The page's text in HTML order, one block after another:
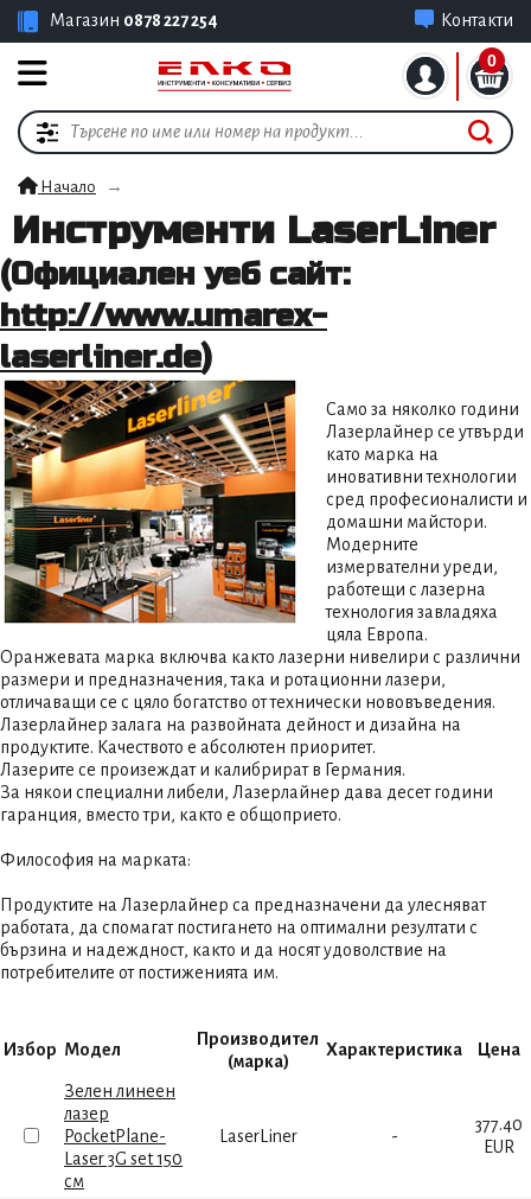
Магазин 0878 227 254 Контакти
0
Начало
Инструменти LaserLiner
(Официален уеб сайт:
http://www.umarex-
laserliner.de)
Само за няколко години
Лазерлайнер се утвърди
като марка на
иновативни технологии
сред професионалисти и
домашни майстори.
Модерните
измервателни уреди,
работещи с лазерна
технология завладяха
цяла Европа.
Оранжевата марка включва както лазерни нивелири с различни
размери и предназначения, така и ротационни лазери,
отличаващи се с цяло богатство от технически нововъведения.
Лазерлайнер залага на развойната дейност и дизайна на
продуктите. Качеството е абсолютен приоритет.
Лазерите се произеждат и калибрират в Германия.
За някои специални либели, Лазерлайнер дава десет години
гаранция, вместо три, както е общоприето.
Философия на марката:
Продуктите на Лазерлайнер са предназначени да улесняват
работата, да спомагат постигането на оптимални резултати с
бързина и надеждност, както и да носят удоволствие на
потребителите от постиженията им.
Избор Модел
Производител
(марка)
Характеристика Цена
Зелен линеен
лазер
PocketPlane-
Laser 3G set 150
см
LaserLiner -
377.40
EUR